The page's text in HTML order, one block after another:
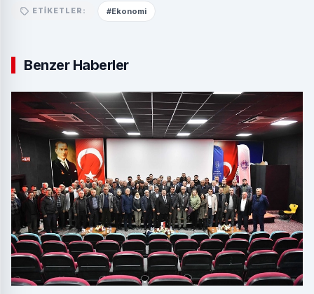
ETIKETLER: #Ekonomi
Benzer Haberler